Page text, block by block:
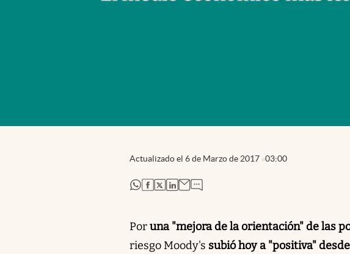
Actualizado el 6 de Marzo de 2017 03:00
abre en nueva pestaña
abre en nueva pestaña
abre en nueva pestaña
abre en nueva pestaña
Poruna "mejora de la orientación" de las
riesgo Moody's subió hoy a "positiva"